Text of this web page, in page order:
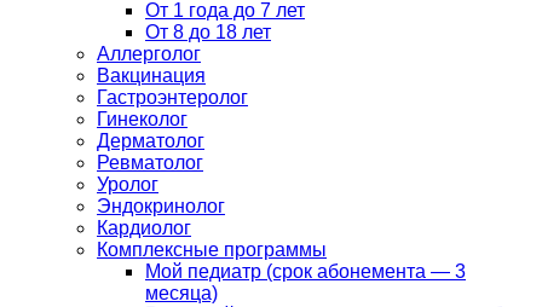
От 1 года до 7 лет
От 8 до 18 лет
Аллерголог
Вакцинация
Гастроэнтеролог
Гинеколог
Дерматолог
Ревматолог
Уролог
Эндокринолог
Кардиолог
Комплексные программы
Мой педиатр (срок абонемента — 3
месяца)